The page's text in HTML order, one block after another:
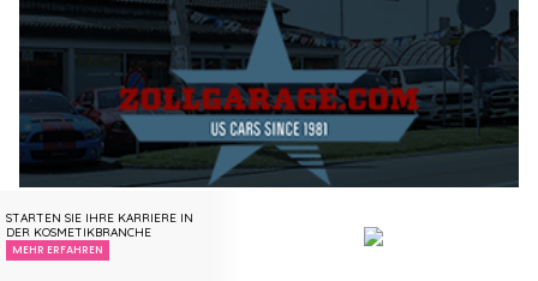
und Werkstatt